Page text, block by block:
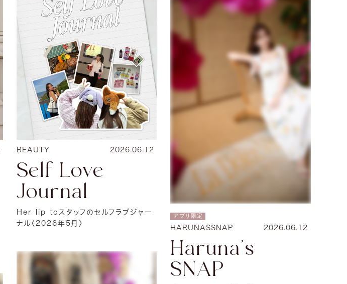
BEAUTY 2026.06.12
Self Love
Journal
Her lip toスタッフのセルフラブジャー
ナル〈2026年5月〉
アプリ限定
HARUNASSNAP 2026.06.12
Haruna's
SNAP